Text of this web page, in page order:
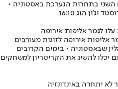
בתחרות הנערכת באסטוניה •
הוג 16:10
עלו לגמר אליפות אירופה
אליפות אירופה לזוגות מעורבים
שבאסטוניה • בימים הקרובים
להשיג את הקריטריון למשחקים
לא יתחרה באינדונזיה